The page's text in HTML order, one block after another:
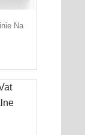
Na